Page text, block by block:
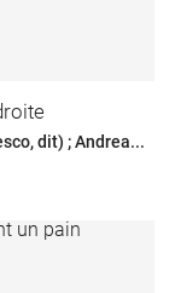
Andrea del Sarto (Andrea d'Agnolo di Francesco, dit) ; Andrea...